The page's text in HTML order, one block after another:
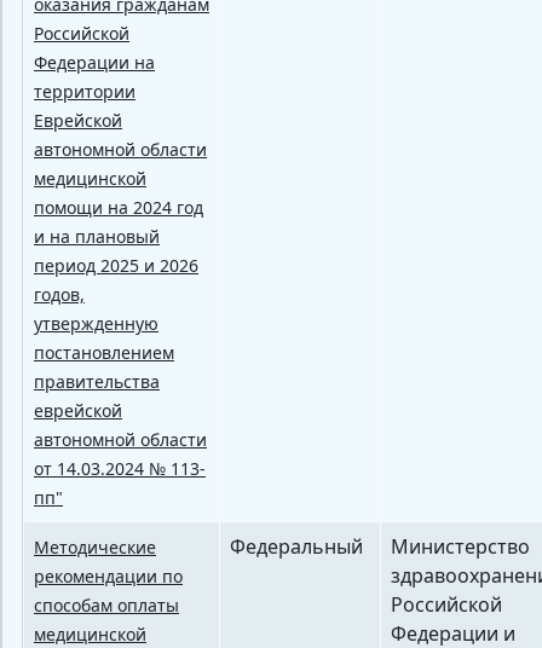
Российской
Федерации на
территории
Еврейской
автономной области
медицинской
помощи на 2024 год
и на плановый
период 2025 и 2026
годов,
утвержденную
постановлением
правительства
еврейской
автономной области
от 14.03.2024 № 113-
пп"
Методические
рекомендации по
способам оплаты
медицинской
Федеральный
Министерство
Российской
Федерации и